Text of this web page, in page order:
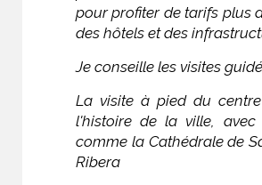
pour profiter de tarifs plus
des hôtels et des
Je conseille les visites
La visite à pied du
l'histoire de la ville, avec
comme la Cathédrale de
Ribera